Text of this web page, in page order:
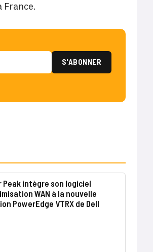
France.
Peak intègre son logiciel
WAN à la nouvelle
PowerEdge VTRX de Dell